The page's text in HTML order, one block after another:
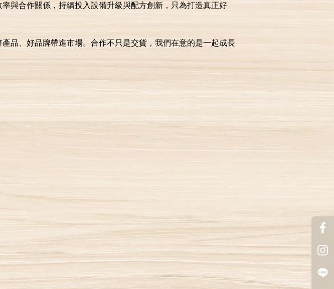
與合作關係，持續投入設備升級與配方創新，只為打造真正好
品、好品牌帶進市場。合作不只是交貨，我們在意的是一起成長